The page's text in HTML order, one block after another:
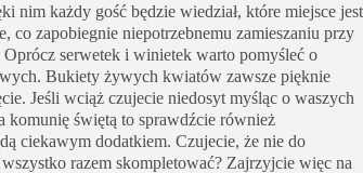
nim każdy gość będzie wiedział, które miejsce jest
co zapobiegnie niepotrzebnemu zamieszaniu przy
Oprócz serwetek i winietek warto pomyśleć o
Bukiety żywych kwiatów zawsze pięknie
Jeśli wciąż czujecie niedosyt myśląc o waszych
komunię świętą to sprawdźcie również
ciekawym dodatkiem. Czujecie, że nie do
razem skompletować? Zajrzyjcie więc na